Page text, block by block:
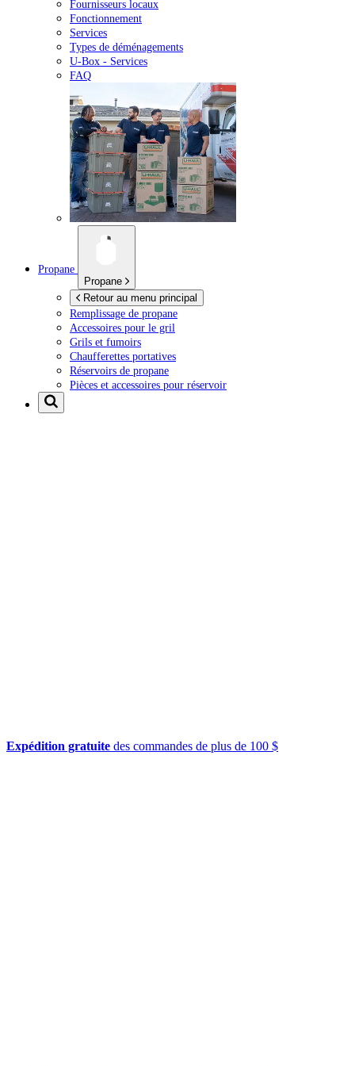
Fournisseurs locaux
Fonctionnement
Services
Types de déménagements
U-Box - Services
FAQ
Propane
Propane
Retour au menu principal
Remplissage de propane
Accessoires pour le gril
Grils et fumoirs
Chaufferettes portatives
Réservoirs de propane
Pièces et accessoires pour réservoir
Expédition gratuite des commandes de plus de 100 $